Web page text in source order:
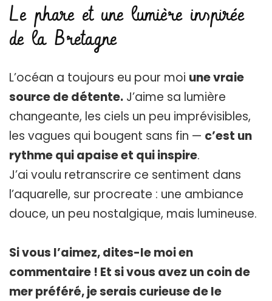
Le phare et une lumière inspirée
de la Bretagne
L’océan a toujours eu pour moi une vraie
source de détente. J’aime sa lumière
changeante, les ciels un peu imprévisibles,
les vagues qui bougent sans fin — c’est un
rythme qui apaise et qui inspire.
J’ai voulu retranscrire ce sentiment dans
l’aquarelle, sur procreate : une ambiance
douce, un peu nostalgique, mais lumineuse.
Si vous l’aimez, dites-le moi en
commentaire ! Et si vous avez un coin de
mer préféré, je serais curieuse de le